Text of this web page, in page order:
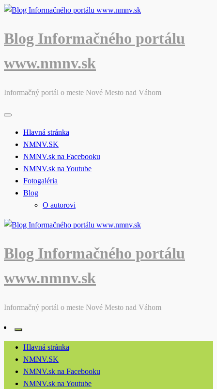
Skip
content
Blog Informačného portálu
www.nmnv.sk
Informačný portál o meste Nové Mesto nad Váhom
Hlavná stránka
NMNV.SK
NMNV.sk na Facebooku
NMNV.sk na Youtube
Fotogaléria
Blog
O autorovi
Blog Informačného portálu
www.nmnv.sk
Informačný portál o meste Nové Mesto nad Váhom
Hlavná stránka
NMNV.SK
NMNV.sk na Facebooku
NMNV.sk na Youtube